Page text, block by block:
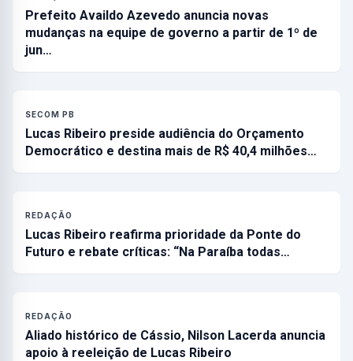
Prefeito Availdo Azevedo anuncia novas
mudanças na equipe de governo a partir de 1º de
jun…
SECOM PB
Lucas Ribeiro preside audiência do Orçamento
Democrático e destina mais de R$ 40,4 milhões…
REDAÇÃO
Lucas Ribeiro reafirma prioridade da Ponte do
Futuro e rebate críticas: “Na Paraíba todas…
REDAÇÃO
Aliado histórico de Cássio, Nilson Lacerda anuncia
apoio à reeleição de Lucas Ribeiro